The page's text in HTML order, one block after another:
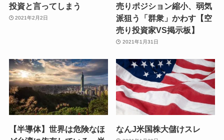
投資と言ってしまう
2021年2月2日
売りポジション縮小、弱気
派狙う「群衆」かわす【空
売り投資家VS掲示板】
2021年1月31日
【半導体】世界は危険なほ
なんJ米国株大儲けスレ